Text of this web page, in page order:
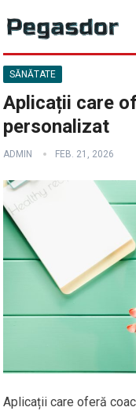
SĂNĂTATE
Aplicații care
personalizat
ADMIN FEB. 21, 2026
Aplicații care oferă